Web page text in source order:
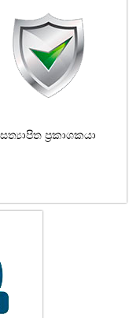
සත්‍යාපිත ප්‍රකාශකයා